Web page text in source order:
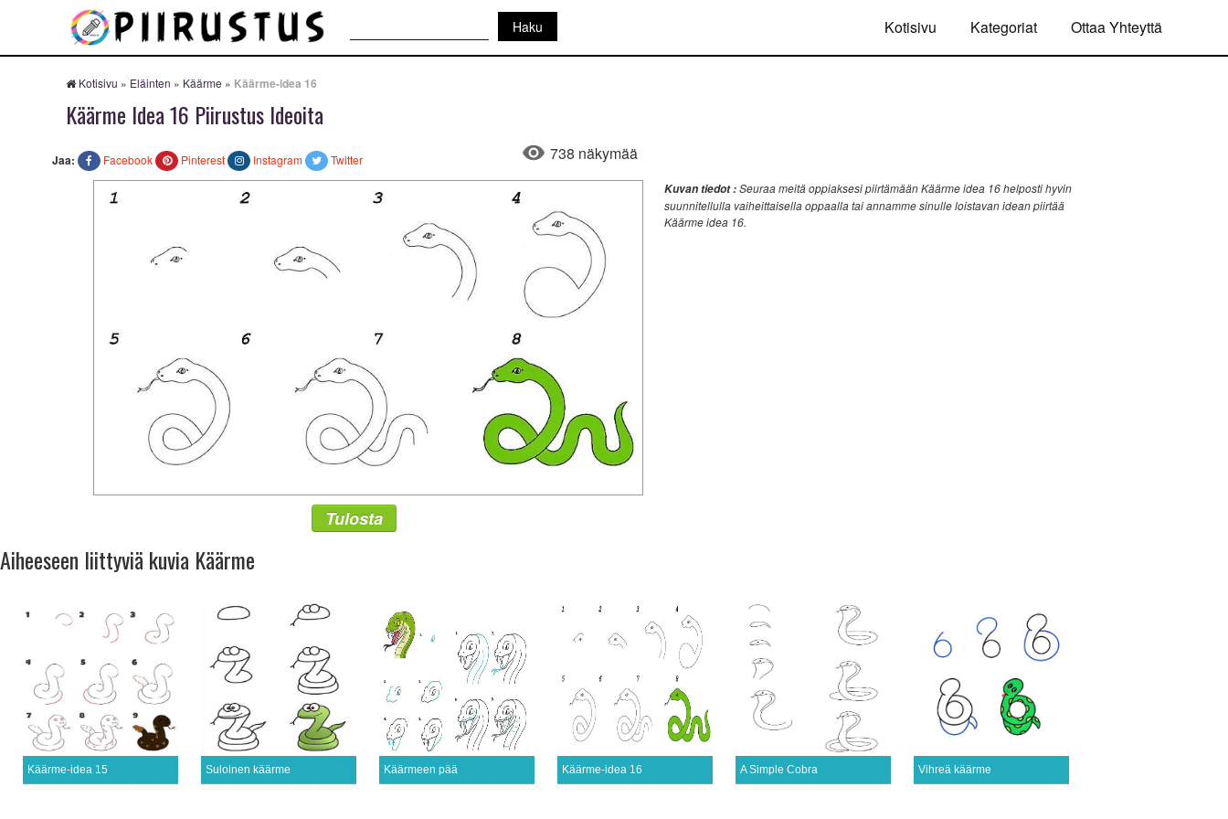
Kotisivu Kategoriat Ottaa Yhteyttä
Kotisivu » Eläinten » Käärme » Käärme-idea 16
Käärme Idea 16 Piirustus Ideoita
Jaa: Facebook Pinterest Instagram Twitter 738 näkymää
Kuvan tiedot :Seuraa meitä oppiaksesi piirtämään Käärme idea 16 helposti hyvin
suunnitellulla vaiheittaisella oppaalla tai annamme sinulle loistavan idean piirtää
Käärme idea 16.
Tulosta
Aiheeseen liittyviä kuvia Käärme
Käärme-idea 15 Suloinen käärme Käärmeen pää Käärme-idea 16 A Simple Cobra Vihreä käärme